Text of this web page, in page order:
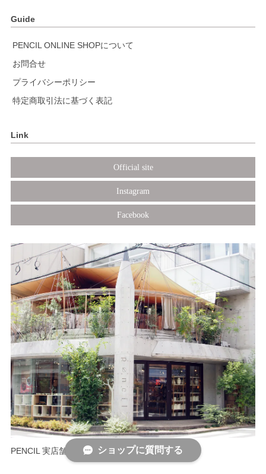
Guide
PENCIL ONLINE SHOPについて
お問合せ
プライバシーポリシー
特定商取引法に基づく表記
Link
Official site
Instagram
Facebook
PENCIL 実店舗情報 ショップに質問する